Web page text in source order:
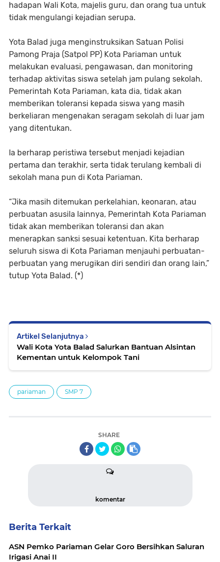
hadapan Wali Kota, majelis guru, dan orang tua untuk
tidak mengulangi kejadian serupa.
Yota Balad juga menginstruksikan Satuan Polisi
Pamong Praja (Satpol PP) Kota Pariaman untuk
melakukan evaluasi, pengawasan, dan monitoring
terhadap aktivitas siswa setelah jam pulang sekolah.
Pemerintah Kota Pariaman, kata dia, tidak akan
memberikan toleransi kepada siswa yang masih
berkeliaran mengenakan seragam sekolah di luar jam
yang ditentukan.
Ia berharap peristiwa tersebut menjadi kejadian
pertama dan terakhir, serta tidak terulang kembali di
sekolah mana pun di Kota Pariaman.
“Jika masih ditemukan perkelahian, keonaran, atau
perbuatan asusila lainnya, Pemerintah Kota Pariaman
tidak akan memberikan toleransi dan akan
menerapkan sanksi sesuai ketentuan. Kita berharap
seluruh siswa di Kota Pariaman menjauhi perbuatan-
perbuatan yang merugikan diri sendiri dan orang lain,”
tutup Yota Balad. (*)
Artikel Selanjutnya
Wali Kota Yota Balad Salurkan Bantuan Alsintan
Kementan untuk Kelompok Tani
pariaman SMP 7
SHARE
komentar
Berita Terkait
ASN Pemko Pariaman Gelar Goro Bersihkan Saluran
Irigasi Anai II